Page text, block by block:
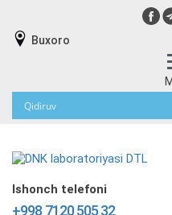
Buxoro
Ishonch telefoni
+998 7120 505 32